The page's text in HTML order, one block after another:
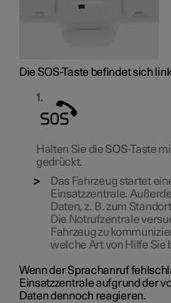
Die SOS-Taste befindet sich
Halten Sie die SOS-Taste
gedrückt.
Das Fahrzeug startet
Einsatzzentrale.
Daten, z. B. zum
Die Notrufzentrale
Fahrzeug zu
welche Art von Hilfe Sie
Wenn der Sprachanruf
Einsatzzentrale aufgrund der
Daten dennoch reagieren.